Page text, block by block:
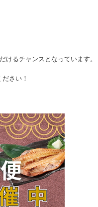
けるチャンスとなっています。
さい！